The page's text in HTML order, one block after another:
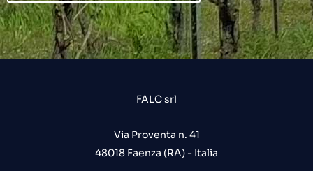
FALC srl
Via Proventa n. 41
48018 Faenza (RA) - Italia